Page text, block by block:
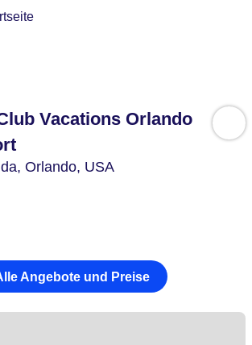
Vacations Orlando
Orlando, USA
Angebote und Preise